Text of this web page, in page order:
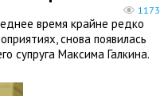
1173
время крайне редко
снова появилась
супруга Максима Галкина.